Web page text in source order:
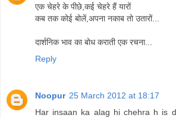
एक चेहरे के पीछे,कई चेहरे हैं यारों
कब तक कोई बोलें,अपना नकाब तो उतारों...
दार्शनिक भाव का बोध कराती एक रचना...
Reply
Noopur 25 March 2012 at 18:17
Har insaan ka alag hi chehra h is